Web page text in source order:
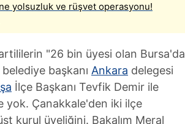
yolsuzluk ve rüşvet operasyonu!
"26 bin üyesi olan Bursa'da
başkanı Ankara delegesi
İlçe Başkanı Tevfik Demir ile
yok. Çanakkale'den iki ilçe
kurul üyeliğini. Bakalım Meral